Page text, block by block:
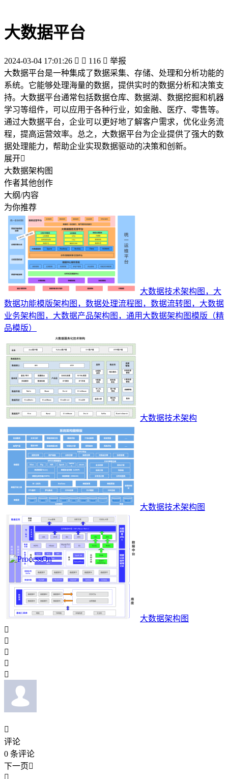
大数据平台
2024-03-04 17:01:26   116  举报
大数据平台是一种集成了数据采集、存储、处理和分析功能的
系统。它能够处理海量的数据，提供实时的数据分析和决策支
持。大数据平台通常包括数据仓库、数据湖、数据挖掘和机器
学习等组件，可以应用于各种行业，如金融、医疗、零售等。
通过大数据平台，企业可以更好地了解客户需求，优化业务流
程，提高运营效率。总之，大数据平台为企业提供了强大的数
据处理能力，帮助企业实现数据驱动的决策和创新。
展开
大数据架构图
作者其他创作
大纲/内容
为你推荐
大数据技术架构图，大
数据功能模版架构图，数据处理流程图，数据流转图，大数据
业务架构图，大数据产品架构图，通用大数据架构图模版（精
品模版）
大数据技术架构
大数据技术架构图
大数据架构图






评论
0 条评论
下一页
